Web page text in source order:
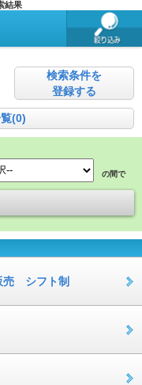
結果
検索条件を
登録する
(0)
の間で
売 シフト制